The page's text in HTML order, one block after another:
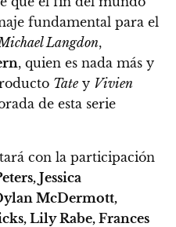
fundamental para el
Langdon,
, quien es nada más y
Tate y Vivien
de esta serie
con la participación
Jessica
McDermott,
Lily Rabe, Frances